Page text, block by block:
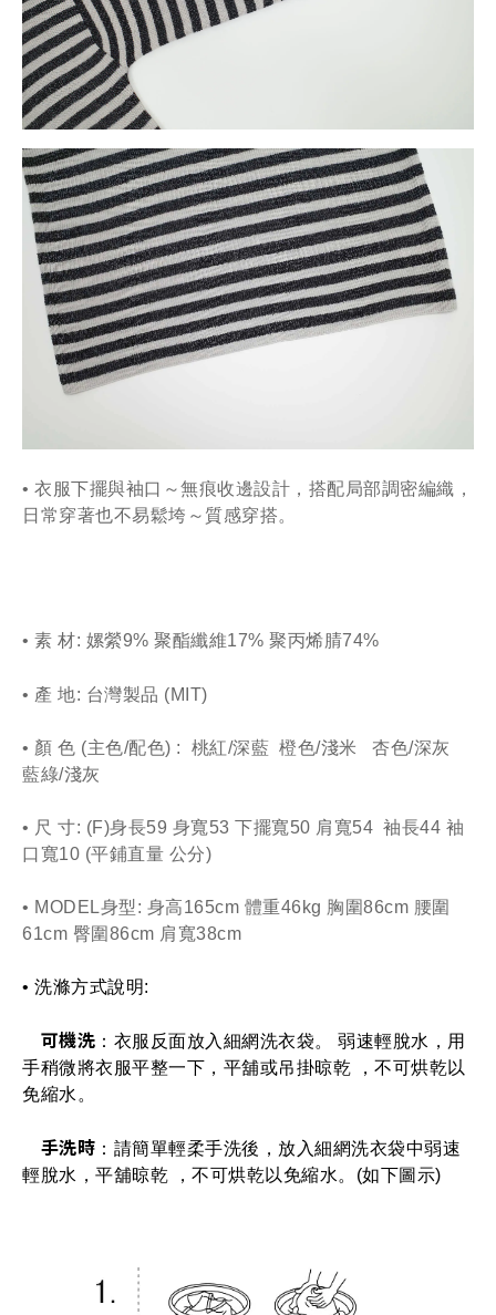
• 衣服下擺與袖口～無痕收邊設計 ，搭配局部調密編織，
日常穿著也不易鬆垮～質感穿搭。
• 素 材: 嫘縈9% 聚酯纖維17% 聚丙烯腈74%
• 產 地: 台灣製品 (MIT)
• 顏 色 (主色/配色) :  桃紅/深藍  橙色/淺米   杏色/深灰
藍綠/淺灰
• 尺 寸: (F)身長59 身寬53 下擺寬50 肩寬54  袖長44 袖
口寬10 (平鋪直量 公分)
• MODEL身型: 身高165cm 體重46kg 胸圍86cm 腰圍
61cm 臀圍86cm 肩寬38cm
• 洗滌方式說明:
可機洗 ：衣服反面放入細網洗衣袋。 弱速輕脫水，用
手稍微將衣服平整一下，平舖或吊掛晾乾 ，不可烘乾以
免縮水。
手洗時 ：請簡單輕柔手洗後，放入細網洗衣袋中弱速
輕脫水，平舖晾乾 ，不可烘乾以免縮水。(如下圖示)